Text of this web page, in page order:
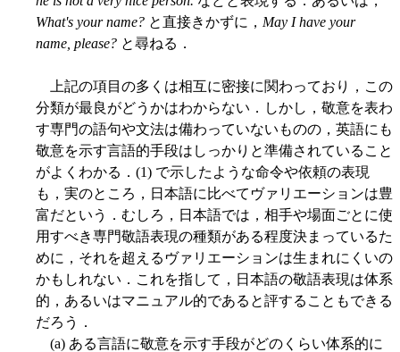
What's your name? と直接きかずに， May I have your
name, please? と尋ねる．
上記の項目の多くは相互に密接に関わっており，この
分類が最良がどうかはわからない．しかし，敬意を表わ
す専門の語句や文法は備わっていないものの，英語にも
敬意を示す言語的手段はしっかりと準備されていること
がよくわかる．(1) で示したような命令や依頼の表現
も，実のところ，日本語に比べてヴァリエーションは豊
富だという．むしろ，日本語では，相手や場面ごとに使
用すべき専門敬語表現の種類がある程度決まっているた
めに，それを超えるヴァリエーションは生まれにくいの
かもしれない．これを指して，日本語の敬語表現は体系
的，あるいはマニュアル的であると評することもできる
だろう．
(a) ある言語に敬意を示す手段がどのくらい体系的に